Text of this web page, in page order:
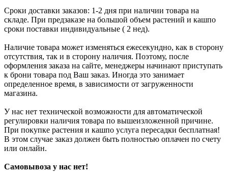
Сроки доставки заказов: 1-2 дня при наличии товара на
складе. При предзаказе на большой объем растений и кашпо
сроки поставки индивидуальные ( 2 нед).
Наличие товара может изменяться ежесекундно, как в сторону
отсутствия, так и в сторону наличия. Поэтому, после
оформления заказа на сайте, менеджеры начинают приступать
к брони товара под Ваш заказ. Иногда это занимает
определенное время, в зависимости от загруженности
магазина.
У нас нет технической возможности для автоматической
регулировки наличия товара по вышеизложенной причине.
При покупке растения и кашпо услуга пересадки бесплатная!
В этом случае заказ должен быть полностью оплачен по счету
или онлайн.
Самовывоза у нас нет!